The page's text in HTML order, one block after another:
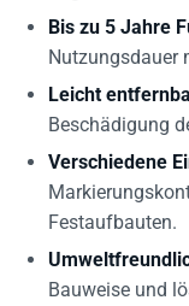
Bis zu 5 Jahre
Nutzungsdauer
Leicht
Beschädigung
Verschiedene
Festaufbauten.
Bauweise und